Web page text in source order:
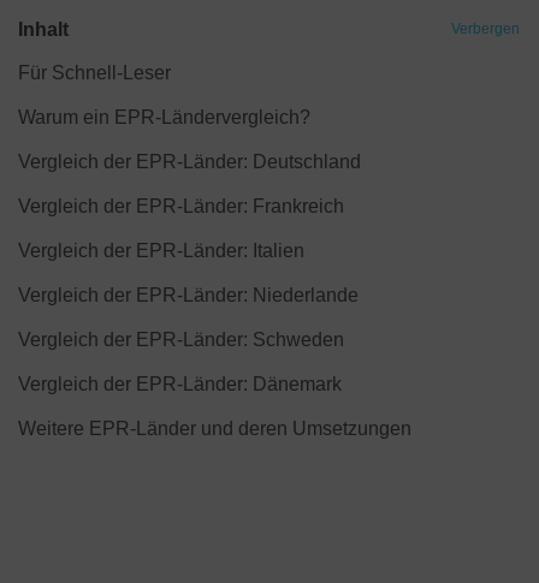
Inhalt Verbergen
Für Schnell-Leser
Warum ein EPR-Ländervergleich?
Vergleich der EPR-Länder: Deutschland
Vergleich der EPR-Länder: Frankreich
Vergleich der EPR-Länder: Italien
Vergleich der EPR-Länder: Niederlande
Vergleich der EPR-Länder: Schweden
Vergleich der EPR-Länder: Dänemark
Weitere EPR-Länder und deren Umsetzungen